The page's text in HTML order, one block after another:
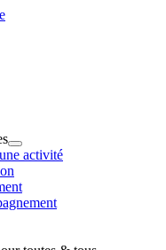
activité